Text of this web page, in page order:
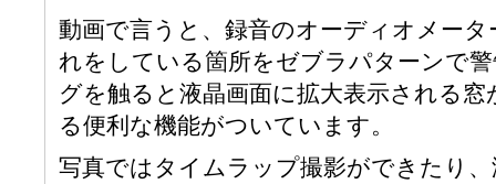
動画で言うと、録音のオーディオメー
れをしている箇所をゼブラパターンで
グを触ると液晶画面に拡大表示される
る便利な機能がついています。
写真ではタイムラップ撮影ができたり